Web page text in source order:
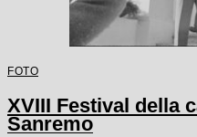
FOTO
XVIII Festival della
Sanremo